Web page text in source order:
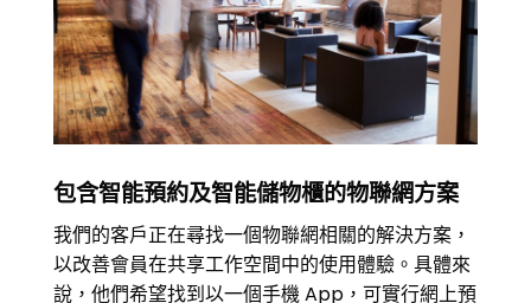
包含智能預約及智能儲物櫃的物聯網方案
我們的客戶正在尋找一個物聯網相關的解決方案，
以改善會員在共享工作空間中的使用體驗。具體來
說，他們希望找到以一個手機 App，可實行網上預